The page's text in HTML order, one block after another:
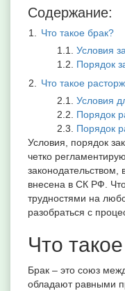
Содержание:
Что такое брак?
Условия
Порядок
Что такое
Условия
Порядок
Порядок
Условия, порядок
четко
внесена в СК РФ.
трудностями на
разобраться с
Что
Брак – это союз
обладают равными